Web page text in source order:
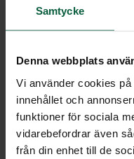
Samtycke
Denna webbplats
Vi använder cookies
innehållet och
funktioner för sociala
vidarebefordrar även
från din enhet till de
Öhmans